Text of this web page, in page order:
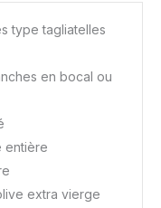
type tagliatelles
en bocal ou
entière
extra vierge